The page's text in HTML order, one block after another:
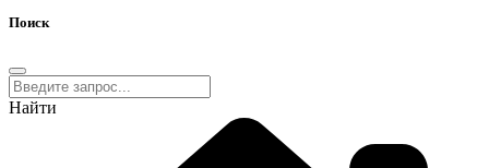
Поиск
Найти